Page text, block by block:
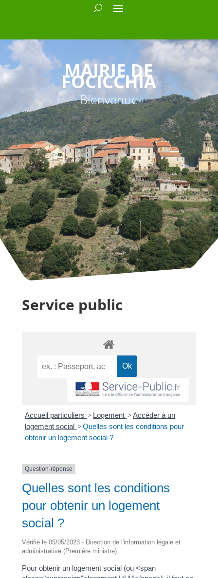
MAIRIE DE
FOCICCHIA
Bienvenue
Service public
Accueil particuliers > Logement >Accéder à un
logement social >Quelles sont les conditions pour
obtenir un logement social ?
Question-réponse
Quelles sont les conditions
pour obtenir un logement
social ?
Vérifié le 05/05/2023 - Direction de l'information légale et
administrative (Première ministre)
Pour obtenir un logement social (ou <span